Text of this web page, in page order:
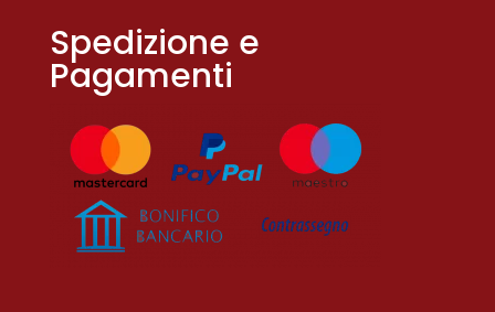
Spedizione e
Pagamenti